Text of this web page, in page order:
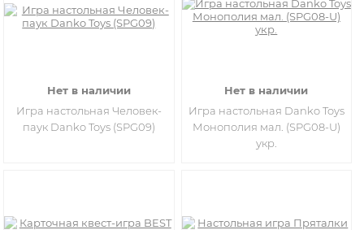
Нет в наличии
Игра настольная Человек-
паук Danko Toys (SPG09)
Нет в наличии
​Игра настольная Danko Toys
Монополия мал. (SPG08-U)
укр.